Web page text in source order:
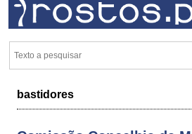
bastidores